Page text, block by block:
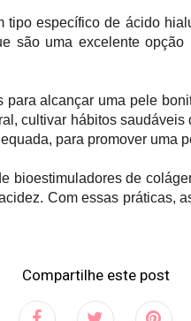
específico de ácido
são uma excelente opção
alcançar uma pele
cultivar hábitos
para promover uma
bioestimuladores de
Com essas práticas,
Compartilhe este post